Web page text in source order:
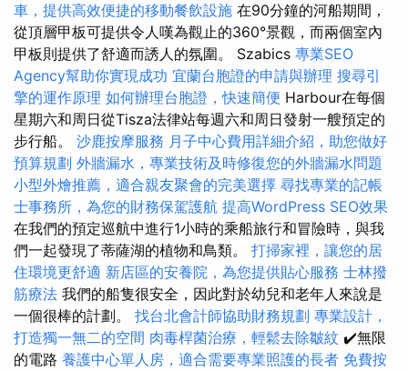
車，提供高效便捷的移動餐飲設施 在90分鐘的河船期間，
從頂層甲板可提供令人嘆為觀止的360°景觀，而兩個室內
甲板則提供了舒適而誘人的氛圍。 Szabics 專業SEO
Agency幫助你實現成功 宜蘭台胞證的申請與辦理 搜尋引
擎的運作原理 如何辦理台胞證，快速簡便 Harbour在每個
星期六和周日從Tisza法律站每週六和周日發射一艘預定的
步行船。 沙鹿按摩服務 月子中心費用詳細介紹，助您做好
預算規劃 外牆漏水，專業技術及時修復您的外牆漏水問題
小型外燴推薦，適合親友聚會的完美選擇 尋找專業的記帳
士事務所，為您的財務保駕護航 提高WordPress SEO效果
在我們的預定巡航中進行1小時的乘船旅行和冒險時，與我
們一起發現了蒂薩湖的植物和鳥類。 打掃家裡，讓您的居
住環境更舒適 新店區的安養院，為您提供貼心服務 士林撥
筋療法 我們的船隻很安全，因此對於幼兒和老年人來說是
一個很棒的計劃。 找台北會計師協助財務規劃 專業設計，
打造獨一無二的空間 肉毒桿菌治療，輕鬆去除皺紋 ✔️無限
的電路 養護中心單人房，適合需要專業照護的長者 免費按